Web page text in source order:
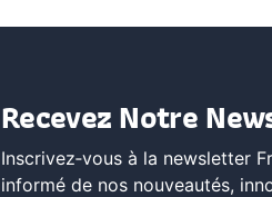
Recevez Notre
Inscrivez‑vous à la newsletter
informé de nos nouveautés,